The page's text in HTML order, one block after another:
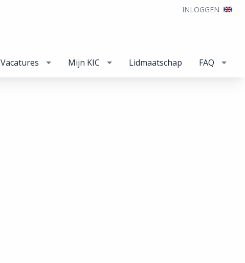
INLOGGEN
Vacatures Mijn KIC Lidmaatschap FAQ